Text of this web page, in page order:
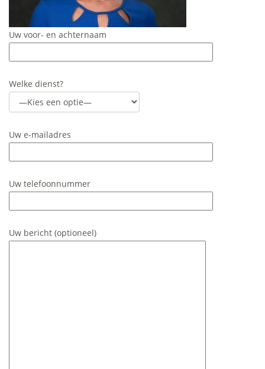
Uw voor- en achternaam
Welke dienst?
Uw e-mailadres
Uw telefoonnummer
Uw bericht (optioneel)